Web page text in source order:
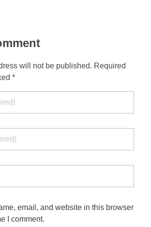
will not be published. Required
*
email, and website in this browser
I comment.